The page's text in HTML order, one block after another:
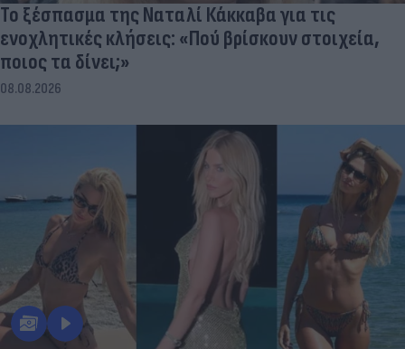
Το ξέσπασμα της Ναταλί Κάκκαβα για τις
ενοχλητικές κλήσεις: «Πού βρίσκουν στοιχεία,
ποιος τα δίνει;»
08.08.2026